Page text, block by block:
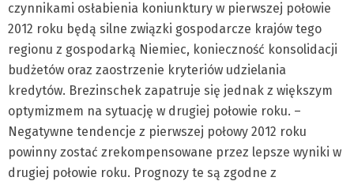
czynnikami osłabienia koniunktury w pierwszej połowie
2012 roku będą silne związki gospodarcze krajów tego
regionu z gospodarką Niemiec, konieczność konsolidacji
budżetów oraz zaostrzenie kryteriów udzielania
kredytów. Brezinschek zapatruje się jednak z większym
optymizmem na sytuację w drugiej połowie roku. –
Negatywne tendencje z pierwszej połowy 2012 roku
powinny zostać zrekompensowane przez lepsze wyniki w
drugiej połowie roku. Prognozy te są zgodne z